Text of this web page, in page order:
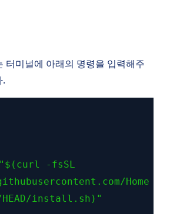
미널에 아래의 명령을 입력해주
.
"$(curl -fsSL
Home
install.sh)"